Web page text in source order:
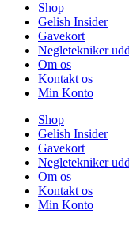
Shop
Gelish Insider
Gavekort
Negletekniker
Om os
Kontakt os
Min Konto
Shop
Gelish Insider
Gavekort
Negletekniker
Om os
Kontakt os
Min Konto